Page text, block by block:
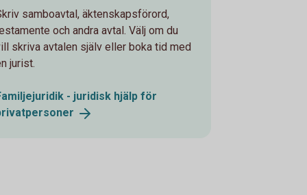
samboavtal, äktenskapsförord,
och andra avtal. Välj om du
skriva avtalen själv eller boka tid med
jurist.
- juridisk hjälp för